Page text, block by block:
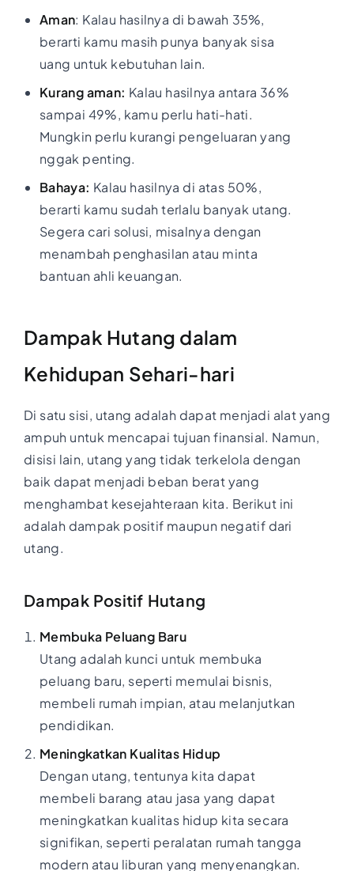
Aman: Kalau hasilnya di bawah 35%,
berarti kamu masih punya banyak sisa
uang untuk kebutuhan lain.
Kurang aman: Kalau hasilnya antara 36%
sampai 49%, kamu perlu hati-hati.
Mungkin perlu kurangi pengeluaran yang
nggak penting.
Bahaya: Kalau hasilnya di atas 50%,
berarti kamu sudah terlalu banyak utang.
Segera cari solusi, misalnya dengan
menambah penghasilan atau minta
bantuan ahli keuangan.
Dampak Hutang dalam
Kehidupan Sehari-hari
Di satu sisi, utang adalah dapat menjadi alat yang
ampuh untuk mencapai tujuan finansial. Namun,
disisi lain, utang yang tidak terkelola dengan
baik dapat menjadi beban berat yang
menghambat kesejahteraan kita. Berikut ini
adalah dampak positif maupun negatif dari
utang.
Dampak Positif Hutang
Membuka Peluang Baru
Utang adalah kunci untuk membuka
peluang baru, seperti memulai bisnis,
membeli rumah impian, atau melanjutkan
pendidikan.
Meningkatkan Kualitas Hidup
Dengan utang, tentunya kita dapat
membeli barang atau jasa yang dapat
meningkatkan kualitas hidup kita secara
signifikan, seperti peralatan rumah tangga
modern atau liburan yang menyenangkan.